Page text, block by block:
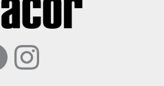
Instagram